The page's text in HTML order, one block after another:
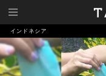
インドネシア